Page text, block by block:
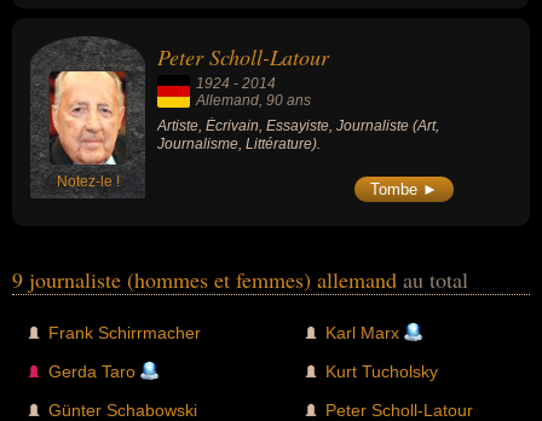
Notez-le !
Peter Scholl-Latour
1924 - 2014
Allemand, 90 ans
Artiste, Écrivain, Essayiste, Journaliste (Art,
Journalisme, Littérature).
Tombe ►
9 journaliste (hommes et femmes) allemand au total
Frank Schirrmacher
Gerda Taro
Günter Schabowski
Karl Marx
Kurt Tucholsky
Peter Scholl-Latour